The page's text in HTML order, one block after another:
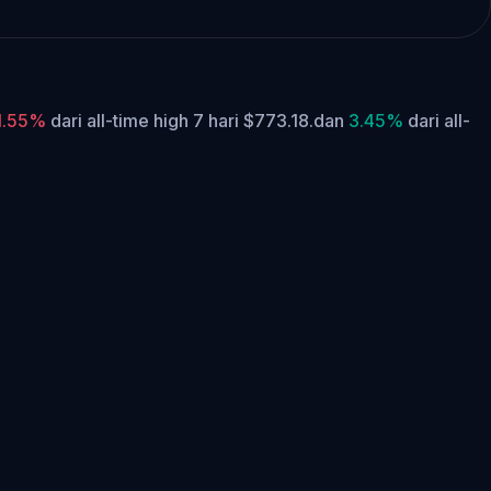
dari all-time high 7 hari $773.18.dan 3.45% dari all-